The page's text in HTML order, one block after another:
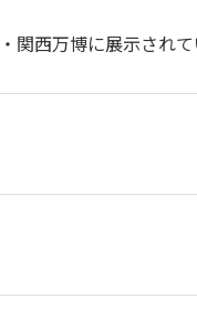
関西万博に展示され